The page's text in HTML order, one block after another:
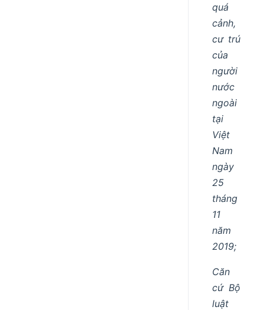
quá
cảnh,
cư trú
của
người
nước
ngoài
tại
Việt
Nam
ngày
25
tháng
11
năm
2019;
Căn
cứ Bộ
luật